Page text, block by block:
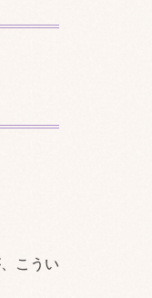
こうい